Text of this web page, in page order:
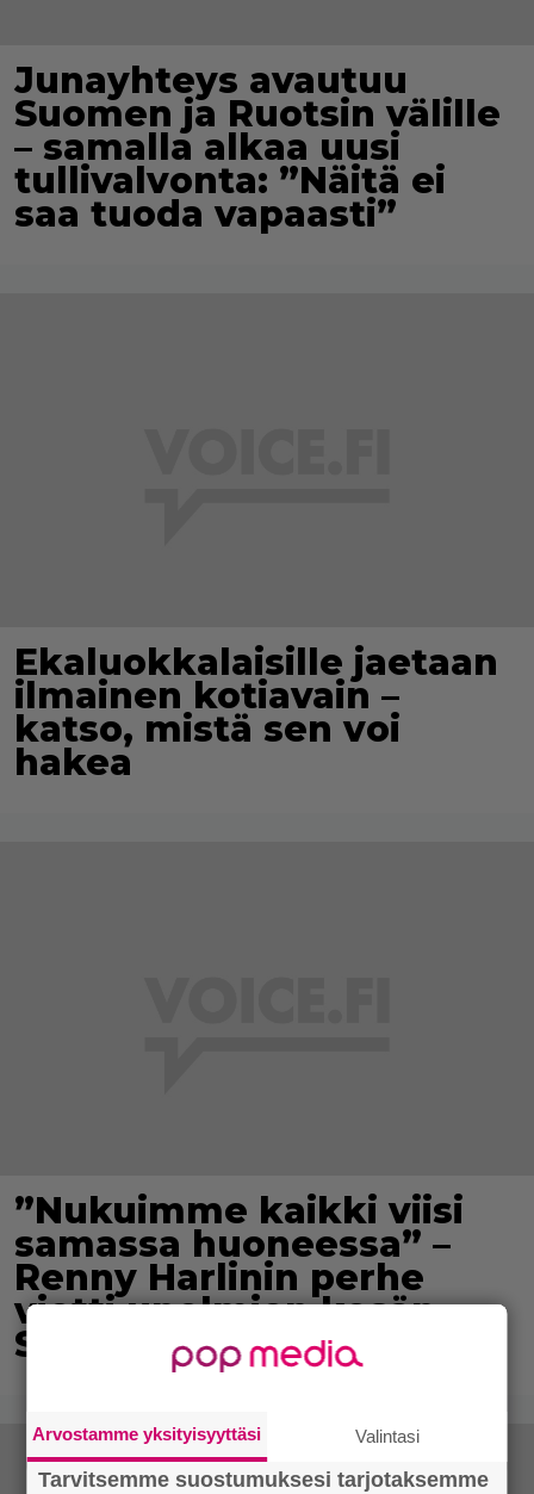
Junayhteys avautuu
Suomen ja Ruotsin välille
– samalla alkaa uusi
tullivalvonta: ”Näitä ei
saa tuoda vapaasti”
Ekaluokkalaisille jaetaan
ilmainen kotiavain –
katso, mistä sen voi
hakea
”Nukuimme kaikki viisi
samassa huoneessa” –
Renny Harlinin perhe
vietti unelmien kesän
Suomessa
Arvostamme yksityisyyttäsi Valintasi
Tarvitsemme suostumuksesi tarjotaksemme